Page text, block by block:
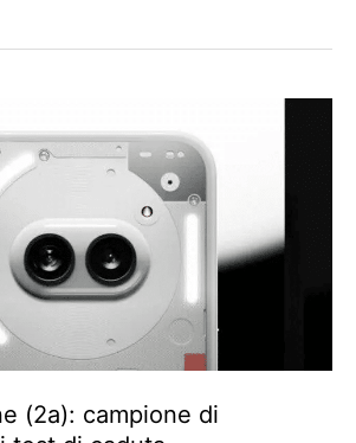
(2a): campione di